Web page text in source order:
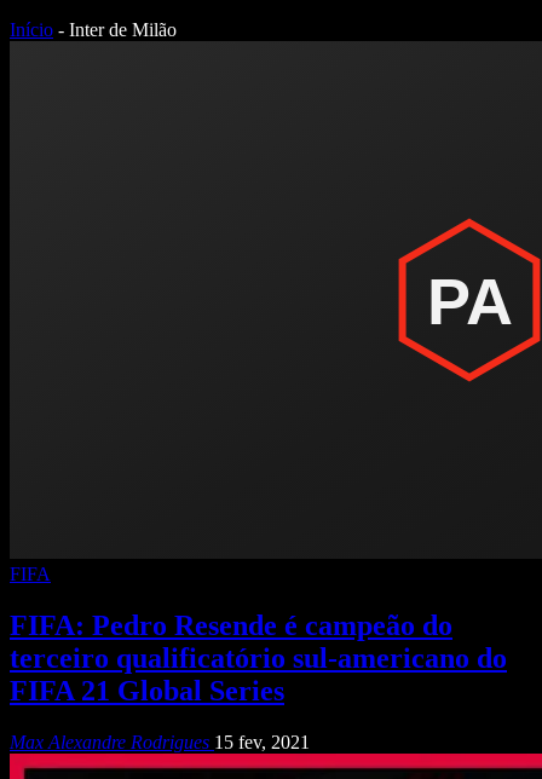
Início - Inter de Milão
FIFA
FIFA: Pedro Resende é campeão do
terceiro qualificatório sul-americano do
FIFA 21 Global Series
Max Alexandre Rodrigues 15 fev, 2021